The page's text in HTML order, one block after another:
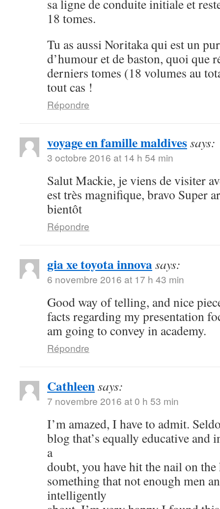
sa ligne de conduite initiale et
18 tomes.
Tu as aussi Noritaka qui est un
d’humour et de baston, quoi que
derniers tomes (18 volumes au
tout cas !
Répondre
voyage en famille maldivessays:
3 octobre 2016 at 14 h 54 min
Salut Mackie, je viens de visiter
est très magnifique, bravo Super
bientôt
Répondre
gia xe toyota innovasays:
6 novembre 2016 at 17 h 43 min
Good way of telling, and nice
facts regarding my presentation
am going to convey in academy.
Répondre
Cathleensays:
7 novembre 2016 at 0 h 53 min
I’m amazed, I have to admit.
blog that’s equally educative and
a
doubt, you have hit the nail on the
something that not enough men
intelligently